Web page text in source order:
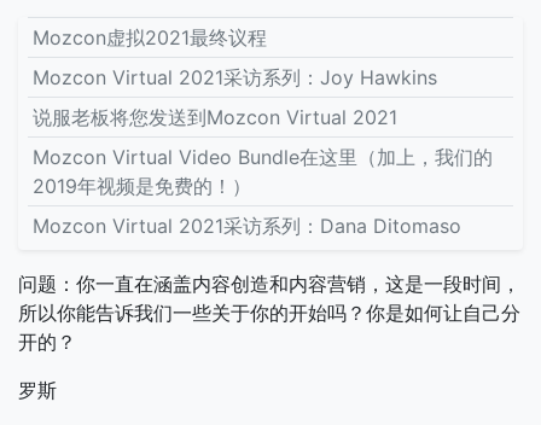
Mozcon虚拟2021最终议程
Mozcon Virtual 2021采访系列：Joy Hawkins
说服老板将您发送到Mozcon Virtual 2021
Mozcon Virtual Video Bundle在这里（加上，我们的
2019年视频是免费的！）
Mozcon Virtual 2021采访系列：Dana Ditomaso
问题：你一直在涵盖内容创造和内容营销，这是一段时间，
所以你能告诉我们一些关于你的开始吗？你是如何让自己分
开的？
罗斯